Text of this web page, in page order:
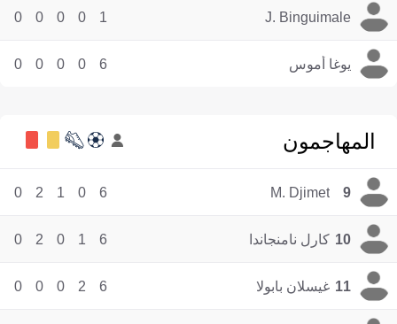
J. Binguimale
1
0
0
0
0
يوغا أموس 6
0
0
0
0
المهاجمون
9
M. Djimet
6
0
1
2
0
10 كارل نامنجاندا 6
1
0
2
0
11 غيسلان بابولا 6
2
0
0
0